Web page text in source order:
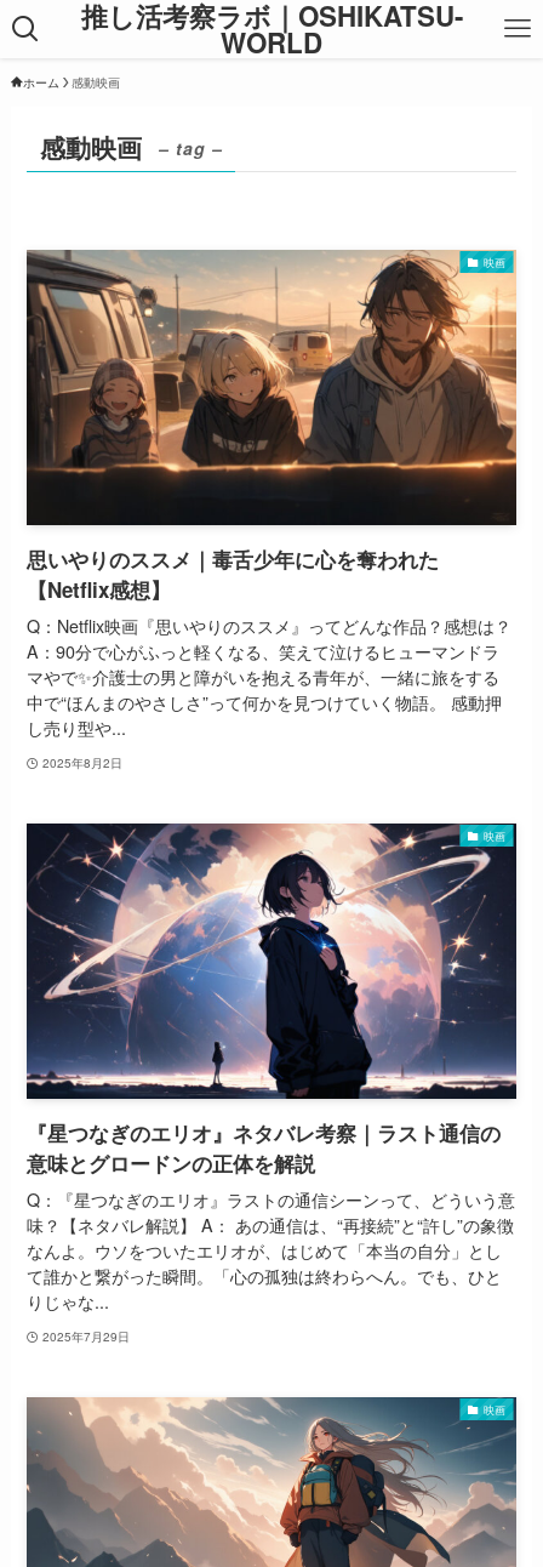
推し活考察ラボ｜OSHIKATSU-
WORLD
ホーム 感動映画
感動映画 – tag –
映画
思いやりのススメ｜毒舌少年に心を奪われた
【Netflix感想】
Q：Netflix映画『思いやりのススメ』ってどんな作品？感想は？
A：90分で心がふっと軽くなる、笑えて泣けるヒューマンドラ
マやで✨介護士の男と障がいを抱える青年が、一緒に旅をする
中で“ほんまのやさしさ”って何かを見つけていく物語。 感動押
し売り型や...
2025年8月2日
映画
『星つなぎのエリオ』ネタバレ考察｜ラスト通信の
意味とグロードンの正体を解説
Q：『星つなぎのエリオ』ラストの通信シーンって、どういう意
味？【ネタバレ解説】 A： あの通信は、“再接続”と“許し”の象徴
なんよ。ウソをついたエリオが、はじめて「本当の自分」とし
て誰かと繋がった瞬間。「心の孤独は終わらへん。でも、ひと
りじゃな...
2025年7月29日
映画